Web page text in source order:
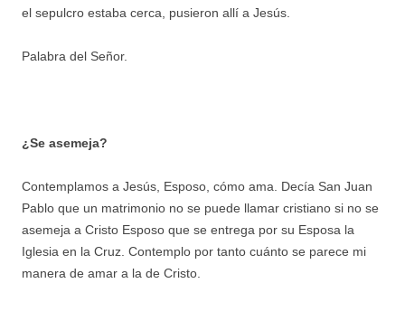
el sepulcro estaba cerca, pusieron allí a Jesús.
Palabra del Señor.
¿Se asemeja?
Contemplamos a Jesús, Esposo, cómo ama. Decía San Juan
Pablo que un matrimonio no se puede llamar cristiano si no se
asemeja a Cristo Esposo que se entrega por su Esposa la
Iglesia en la Cruz. Contemplo por tanto cuánto se parece mi
manera de amar a la de Cristo.